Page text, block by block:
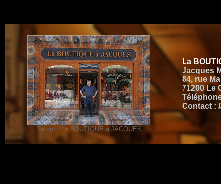
Retour : La BOUTIQUE à JACQUES
La
Jacques
84, rue
71200 Le
Contact :